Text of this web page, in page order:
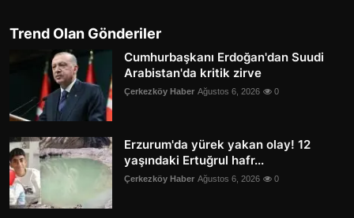
Trend Olan Gönderiler
Cumhurbaşkanı Erdoğan'dan Suudi
Arabistan'da kritik zirve
Çerkezköy Haber Ağustos 6, 2026 0
Erzurum'da yürek yakan olay! 12
yaşındaki Ertuğrul hafr...
Çerkezköy Haber Ağustos 6, 2026 0